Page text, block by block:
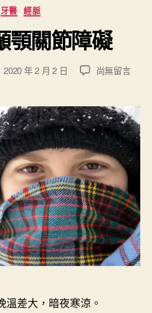
分
類
牙醫 經脈
顎關節障礙
2020 年 2 月 2 日
在
冷
與
顳
顎
關
節
障
礙
〉
中
尚無留言
溫差大，暗夜寒涼。